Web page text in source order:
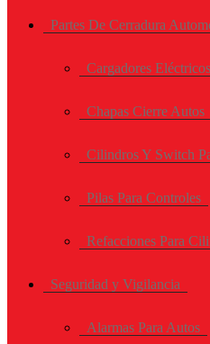
Partes De Cerradura
Cargadores
Chapas Cierre Autos
Cilindros Y Switch
Pilas Para Controles
Refacciones Para
Seguridad y Vigilancia
Alarmas Para Autos